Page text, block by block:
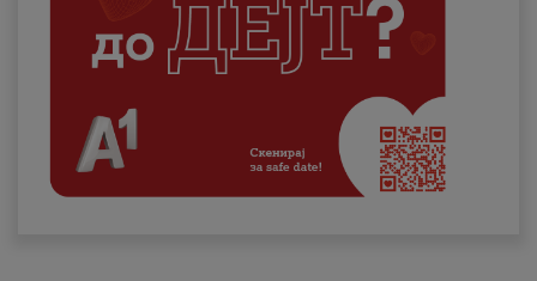
Деловни
Поддршка
Надополни кредит
Плати сметка